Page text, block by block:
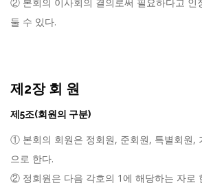
둘 수 있다.
제2장 회 원
제5조(회원의 구분)
① 본회의 회원은 정회원, 준회원, 특별회원,
으로 한다.
② 정회원은 다음 각호의 1에 해당하는 자로